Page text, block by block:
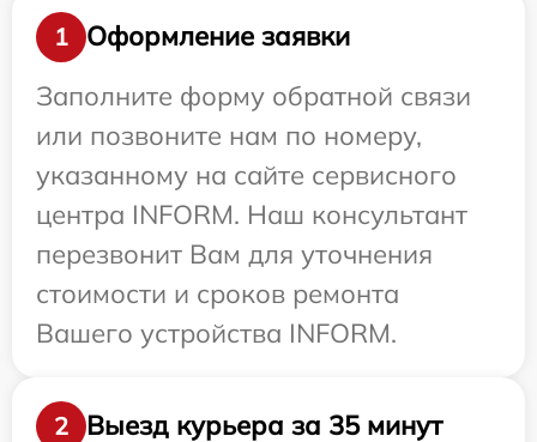
1
Оформление заявки
Заполните форму обратной связи
или позвоните нам по номеру,
указанному на сайте сервисного
центра INFORM. Наш консультант
перезвонит Вам для уточнения
стоимости и сроков ремонта
Вашего устройства INFORM.
2 Выезд курьера за 35 минут